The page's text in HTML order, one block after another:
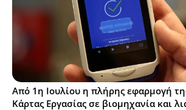
Από 1η Ιουλίου η πλήρης εφαρμογή
Κάρτας Εργασίας σε βιομηχανία και